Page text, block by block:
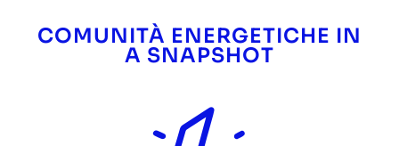
COMUNITÀ ENERGETICHE IN
A SNAPSHOT